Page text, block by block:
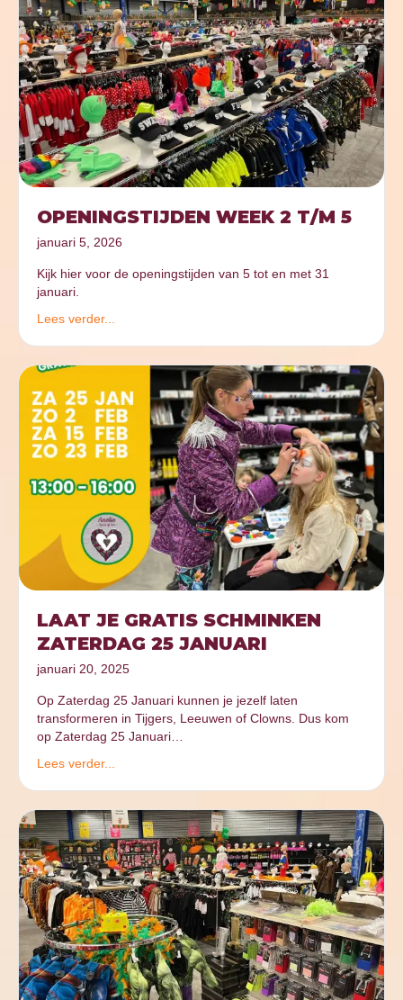
OPENINGSTIJDEN WEEK 2 T/M 5
januari 5, 2026
Kijk hier voor de openingstijden van 5 tot en met 31
januari.
Lees verder...
LAAT JE GRATIS SCHMINKEN
ZATERDAG 25 JANUARI
januari 20, 2025
Op Zaterdag 25 Januari kunnen je jezelf laten
transformeren in Tijgers, Leeuwen of Clowns. Dus kom
op Zaterdag 25 Januari…
Lees verder...